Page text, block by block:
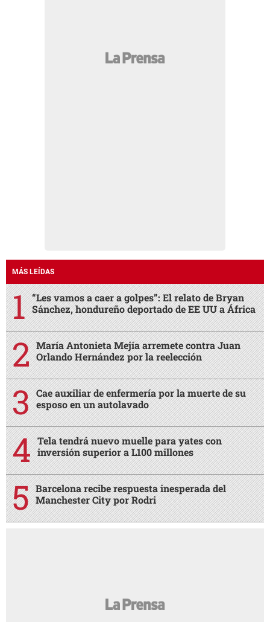
MÁS LEÍDAS
“Les vamos a caer a golpes”: El relato de Bryan
Sánchez, hondureño deportado de EE UU a África
María Antonieta Mejía arremete contra Juan
Orlando Hernández por la reelección
Cae auxiliar de enfermería por la muerte de su
esposo en un autolavado
Tela tendrá nuevo muelle para yates con
inversión superior a L100 millones
Barcelona recibe respuesta inesperada del
Manchester City por Rodri